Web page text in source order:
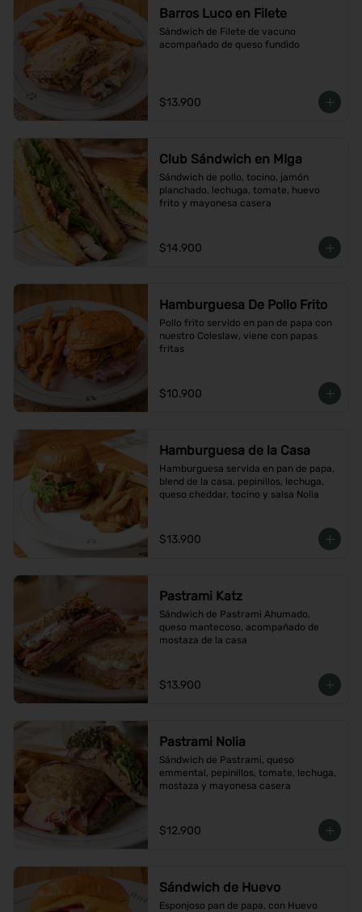
Barros Luco en Filete
Sándwich de Filete de vacuno
acompañado de queso fundido
$13.900
Club Sándwich en MIga
Sándwich de pollo, tocino, jamón
planchado, lechuga, tomate, huevo
frito y mayonesa casera
$14.900
Hamburguesa De Pollo Frito
Pollo frito servido en pan de papa con
nuestro Coleslaw, viene con papas
fritas
$10.900
Hamburguesa de la Casa
Hamburguesa servida en pan de papa,
blend de la casa, pepinillos, lechuga,
queso cheddar, tocino y salsa Nolia
$13.900
Pastrami Katz
Sándwich de Pastrami Ahumado,
queso mantecoso, acompañado de
mostaza de la casa
$13.900
Pastrami Nolia
Sándwich de Pastrami, queso
emmental, pepinillos, tomate, lechuga,
mostaza y mayonesa casera
$12.900
Sándwich de Huevo
Esponjoso pan de papa, con Huevo